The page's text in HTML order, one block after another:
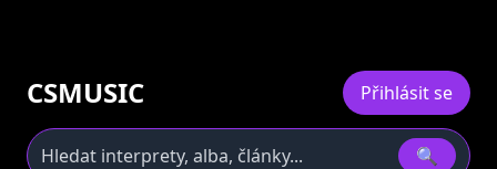
CSMUSIC Přihlásit se
🔍